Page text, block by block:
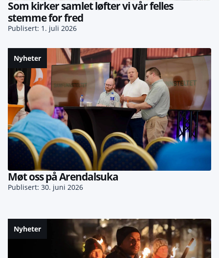
Som kirker samlet løfter vi vår felles
stemme for fred
Publisert: 1. juli 2026
Nyheter
Møt oss på Arendalsuka
Publisert: 30. juni 2026
Nyheter